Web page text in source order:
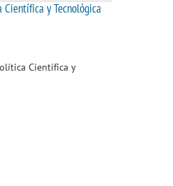
y Tecnológica
Científica y